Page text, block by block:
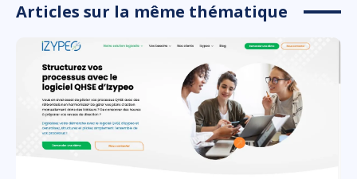
Articles sur la même thématique